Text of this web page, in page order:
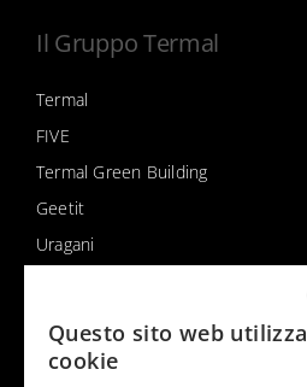
Il Gruppo Termal
Termal
FIVE
Termal Green Building
Geetit
Uragani
Contatti
Questo sito web utilizza
cookie